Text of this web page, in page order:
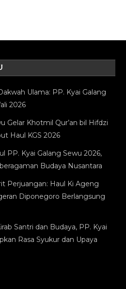
Ulama: PP. Kyai Galang
2026
Gelar Khotmil Qur’an bil Hifdzi
Haul KGS 2026
PP. Kyai Galang Sewu 2026,
Budaya Nusantara
Perjuangan: Haul Ki Ageng
Diponegoro Berlangsung
Santri dan Budaya, PP. Kyai
Rasa Syukur dan Upaya